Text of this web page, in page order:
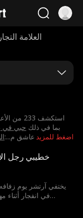
العلامة
اضغط للمزيد
استكشف
على — ReelShort بما في ذلك ⁨حبي في
. تشمل الأنواع الشائعة:⁨عاشق م...
خطيبي رجل
يختفي آرتشر يوم
في انفجار أثناء